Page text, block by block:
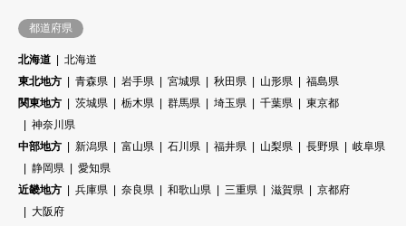
都道府県
北海道
北海道
東北地方
青森県 岩手県 宮城県 秋田県 山形県
福島県
関東地方
茨城県 栃木県 群馬県 埼玉県 千葉県
東京都
神奈川県
中部地方
新潟県 富山県 石川県 福井県 山梨県 長野県
岐阜県
静岡県
愛知県
近畿地方
兵庫県 奈良県 和歌山県 三重県 滋賀県
京都府
大阪府